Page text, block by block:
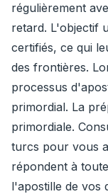
régulièrement
retard. L'objectif
certifiés, ce qui
des frontières.
processus
primordial. La
primordiale.
turcs pour vous
répondent à
l'apostille de vos